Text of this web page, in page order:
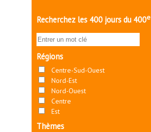
Recherchez les 400 jours du 400e
Régions
Centre-Sud-Ouest
Nord-Est
Nord-Ouest
Centre
Est
Thèmes